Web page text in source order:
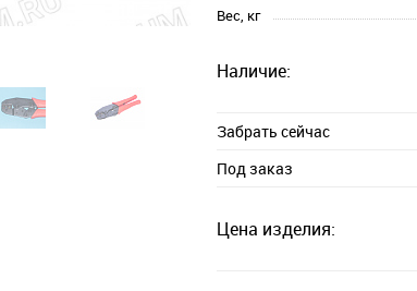
Вес, кг
Наличие:
Забрать сейчас
Под заказ
Цена изделия: